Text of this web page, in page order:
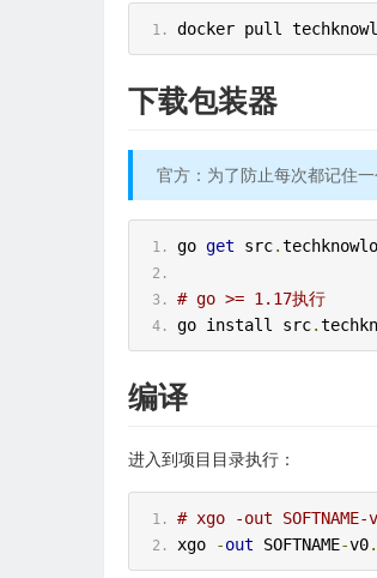
docker pull
下载包装器
官方：为了防止每次都记住
go get src.
# go >= 1.17执行
go install src.
编译
进入到项目目录执行：
# xgo -out
xgo
-out SOFTNAME-v0.